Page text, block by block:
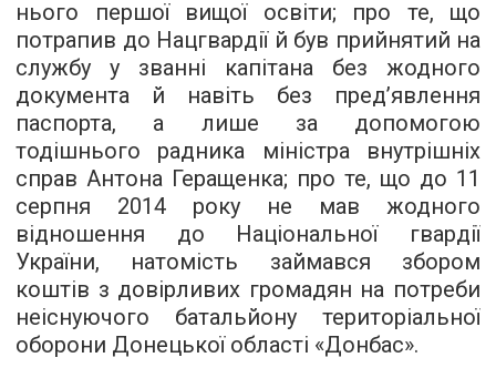
нього першої вищої освіти; про те, що
потрапив до Нацгвардії й був прийнятий на
службу у званні капітана без жодного
документа й навіть без пред’явлення
паспорта, а лише за допомогою
тодішнього радника міністра внутрішніх
справ Антона Геращенка; про те, що до 11
серпня 2014 року не мав жодного
відношення до Національної гвардії
України, натомість займався збором
коштів з довірливих громадян на потреби
неіснуючого батальйону територіальної
оборони Донецької області «Донбас».